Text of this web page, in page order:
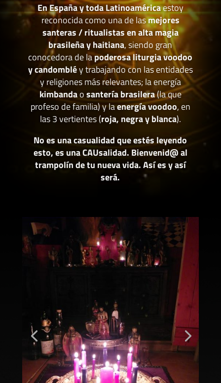
En España y toda Latinoaméricaestoy
reconocida como una de lasmejores
santeras / ritualistas en alta magia
brasileña y haitiana, siendo gran
conocedora de lapoderosa liturgia voodoo
y candombléy trabajando con las entidades
y religiones más relevantes; la energía
kimbandaosantería brasilera(la que
profeso de familia) y laenergía voodoo, en
las 3 vertientes (roja, negra y blanca).
No es una casualidad que estés leyendo
esto, es una CAUsalidad. Bienvenid@ al
trampolín de tu nueva vida. Así es y así
será.